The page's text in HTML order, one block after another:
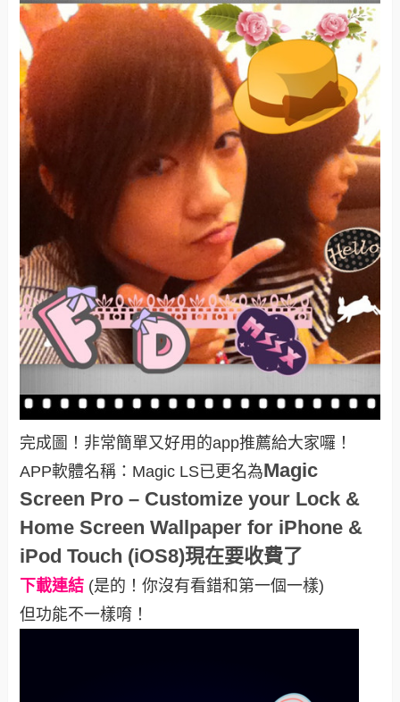
完成圖！非常簡單又好用的app推薦給大家囉！
APP軟體名稱：Magic LS已更名為Magic
Screen Pro – Customize your Lock &
Home Screen Wallpaper for iPhone &
iPod Touch (iOS8)現在要收費了
下載連結 (是的！你沒有看錯和第一個一樣)
但功能不一樣唷！